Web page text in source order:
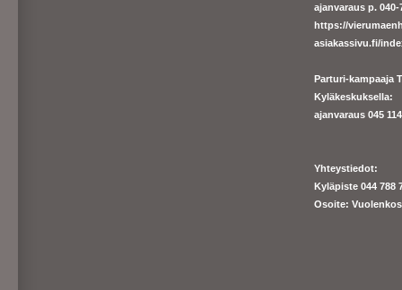
ajanvaraus p.
https://
asiakassivu.fi/
Parturi-kampaaja
Kyläkeskuksella:
ajanvaraus 045
Yhteystiedot:
Kyläpiste 044 788
Osoite: